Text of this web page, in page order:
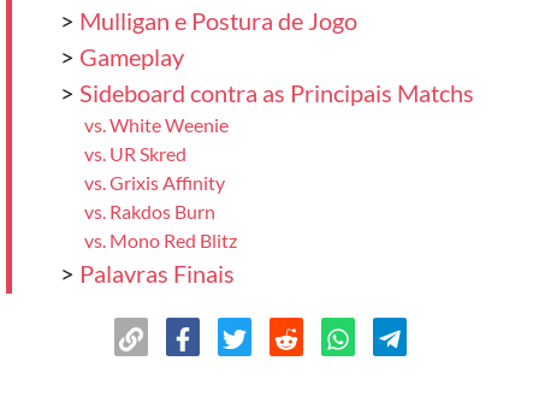
> Mulligan e Postura de Jogo
> Gameplay
> Sideboard contra as Principais Matchs
vs. White Weenie
vs. UR Skred
vs. Grixis Affinity
vs. Rakdos Burn
vs. Mono Red Blitz
> Palavras Finais